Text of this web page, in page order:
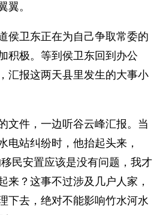
翼。
侯卫东正在为自己争取常委的
积极。等到侯卫东回到办公
汇报这两天县里发生的大事小
文件，一边听谷云峰汇报。当
电站纠纷时，他抬起头来，
民安置应该是没有问题，我才
来？这事不过涉及几户人家，
下去，绝对不能影响竹水河水